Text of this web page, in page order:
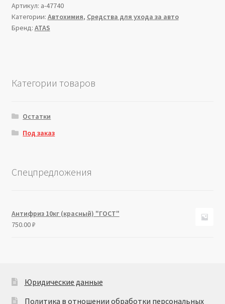
Артикул: a-47740
Категории: Автохимия, Средства для ухода за авто
Бренд: ATAS
Категории товаров
Остатки
Под заказ
Спецпредложения
Антифриз 10кг (красный) "ГОСТ"
750.00₽
Юридические данные
Политика в отношении обработки персональных